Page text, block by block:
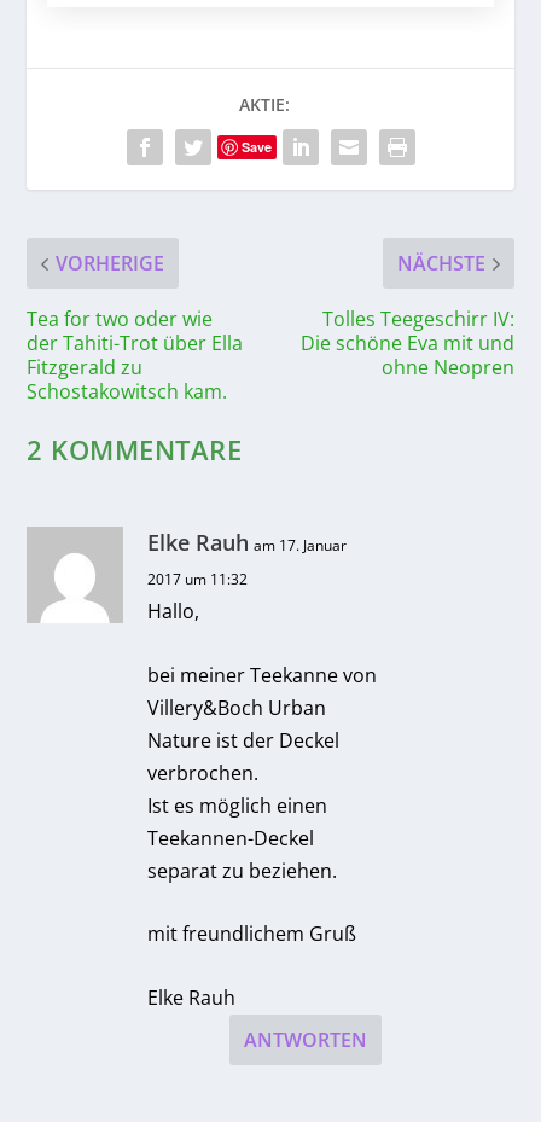
AKTIE:
Save
VORHERIGE
Tea for two oder wie
der Tahiti-Trot über Ella
Fitzgerald zu
Schostakowitsch kam.
NÄCHSTE
Tolles Teegeschirr IV:
Die schöne Eva mit und
ohne Neopren
2 KOMMENTARE
Elke Rauh am 17. Januar
2017 um 11:32
Hallo,
bei meiner Teekanne von
Villery&Boch Urban
Nature ist der Deckel
verbrochen.
Ist es möglich einen
Teekannen-Deckel
separat zu beziehen.
mit freundlichem Gruß
Elke Rauh
ANTWORTEN